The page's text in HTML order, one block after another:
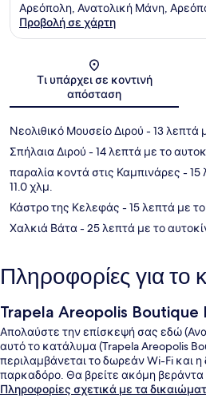
Αρεόπολη, Ανατολική Μάνη,
Προβολή σε χάρτη
Τι υπάρχει σε κοντινή
απόσταση
Νεολιθικό Μουσείο Διρού - 13 λεπτά
Σπήλαια Διρού - 14 λεπτά με το
παραλία κοντά στις Καμπινάρες - 15
11.0 χλμ.
Κάστρο της Κελεφάς - 15 λεπτά με
Χαλκιά Βάτα- 25 λεπτά με το
Πληροφορίες για το
Trapela Areopolis Boutique
Απολαύστε την επίσκεψή σας εδώ
αυτό το κατάλυμα (Trapela Areopolis
περιλαμβάνεται το δωρεάν Wi-Fi και
παρκαδόρο. Θα βρείτε ακόμη βεράντα
Πληροφορίες σχετικά με τα